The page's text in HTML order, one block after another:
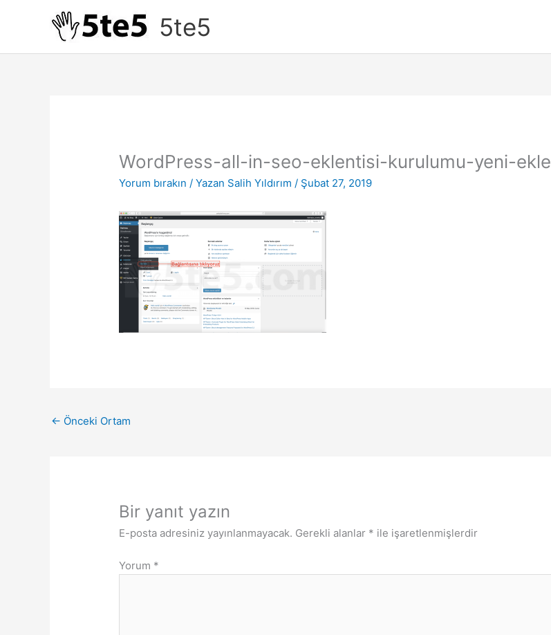
5te5
WordPress-all-in-seo-eklentisi-kurulumu-yeni-ekle
Yorum bırakın / Yazan Salih Yıldırım/ Şubat 27, 2019
← Önceki Ortam
Bir yanıt yazın
E-posta adresiniz yayınlanmayacak. Gerekli alanlar * ile işaretlenmişlerdir
Yorum *